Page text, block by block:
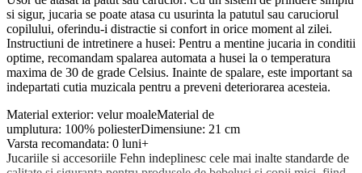
si sigur, jucaria se poate atasa cu usurinta la patutul sau caruciorul
copilului, oferindu-i distractie si confort in orice moment al zilei.
Instructiuni de intretinere a husei: Pentru a mentine jucaria in conditii
optime, recomandam spalarea automata a husei la o temperatura
maxima de 30 de grade Celsius. Inainte de spalare, este important sa
indepartati cutia muzicala pentru a preveni deteriorarea acesteia.
Material exterior: velur moaleMaterial de
umplutura: 100% poliesterDimensiune: 21 cm
Varsta recomandata: 0 luni+
Jucariile si accesoriile Fehn indeplinesc cele mai inalte standarde de